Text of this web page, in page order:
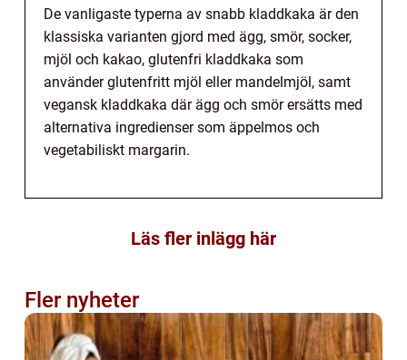
De vanligaste typerna av snabb kladdkaka är den
klassiska varianten gjord med ägg, smör, socker,
mjöl och kakao, glutenfri kladdkaka som
använder glutenfritt mjöl eller mandelmjöl, samt
vegansk kladdkaka där ägg och smör ersätts med
alternativa ingredienser som äppelmos och
vegetabiliskt margarin.
Läs fler inlägg här
Fler nyheter